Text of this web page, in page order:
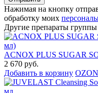
Нажимая на кнопку
обработку моих
Другие препараты группы
ACNOX PLUS SUGAR
2 670 руб.
Добавить в корзину OZON